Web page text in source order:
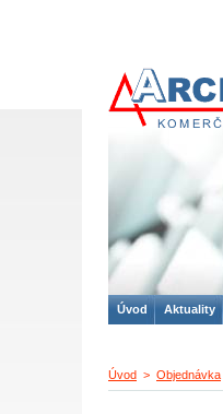
ARCHIPO
Úvod > Objednávka
Úvod Aktuality